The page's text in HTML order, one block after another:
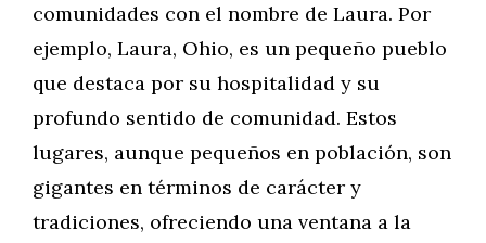
comunidades con el nombre de Laura. Por
ejemplo, Laura, Ohio, es un pequeño pueblo
que destaca por su hospitalidad y su
profundo sentido de comunidad. Estos
lugares, aunque pequeños en población, son
gigantes en términos de carácter y
tradiciones, ofreciendo una ventana a la